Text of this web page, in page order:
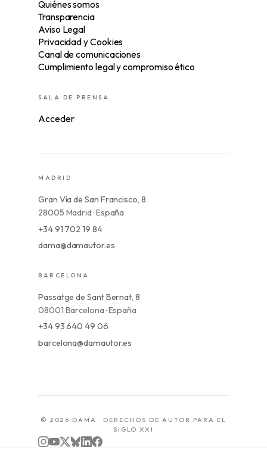
Quiénes somos
Transparencia
Aviso Legal
Privacidad y Cookies
Canal de comunicaciones
Cumplimiento legal y compromiso ético
SALA DE PRENSA
Acceder
MADRID
Gran Vía de San Francisco, 8
28005 Madrid · España
+34 91 702 19 84
dama@damautor.es
BARCELONA
Passatge de Sant Bernat, 8
08001 Barcelona · España
+34 93 640 49 06
barcelona@damautor.es
© 2026 DAMA · DERECHOS DE AUTOR PARA EL
SIGLO XXI